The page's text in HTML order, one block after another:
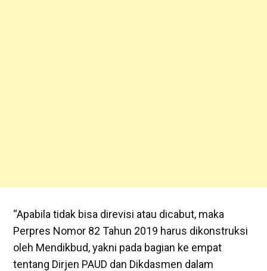
“Apabila tidak bisa direvisi atau dicabut, maka
Perpres Nomor 82 Tahun 2019 harus dikonstruksi
oleh Mendikbud, yakni pada bagian ke empat
tentang Dirjen PAUD dan Dikdasmen dalam